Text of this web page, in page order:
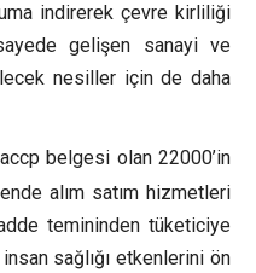
indirerek çevre kirliliği
gelişen sanayi ve
nesiller için de daha
belgesi olan 22000’in
alım satım hizmetleri
temininden tüketiciye
sağlığı etkenlerini ön